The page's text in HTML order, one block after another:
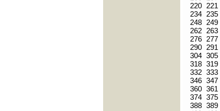
220
221
234
235
248
249
262
263
276
277
290
291
304 305
318 319
332 333
346 347
360 361
374 375
388 389